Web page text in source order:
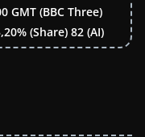
GMT (BBC Three)
(Share) 82 (AI)